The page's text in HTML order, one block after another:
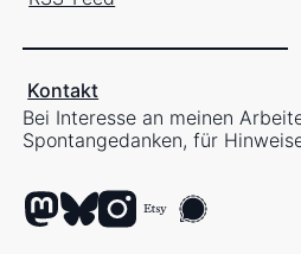
Kontakt
Bei Interesse an meinen
Spontangedanken, für